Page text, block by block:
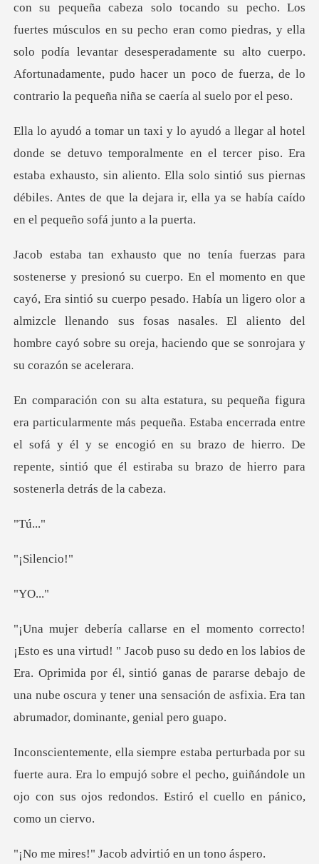
con su pequeña cabeza solo tocando su pecho. Los
fuertes músculos en su pecho eran como piedras, y ella
solo podía levanta
en el tercer piso. Era
estaba exhausto, sin aliento. Ella solo sintió sus piernas
débiles
en que
cayó, Era sintió su cuerpo pesado. Había un ligero olor a
almizcle llenando sus fosas nasale
eña. Estaba encerrada entre
el sofá y él y se encogió en su brazo de hierro. De
rep
ú.
lenc
O.
dedo en los labios de
Era. Oprimida por él, sintió ganas de pararse debajo de
una nube o
te aura. Era lo empujó sobre el pecho, guiñándole un
ojo con
Jacob advirtió e